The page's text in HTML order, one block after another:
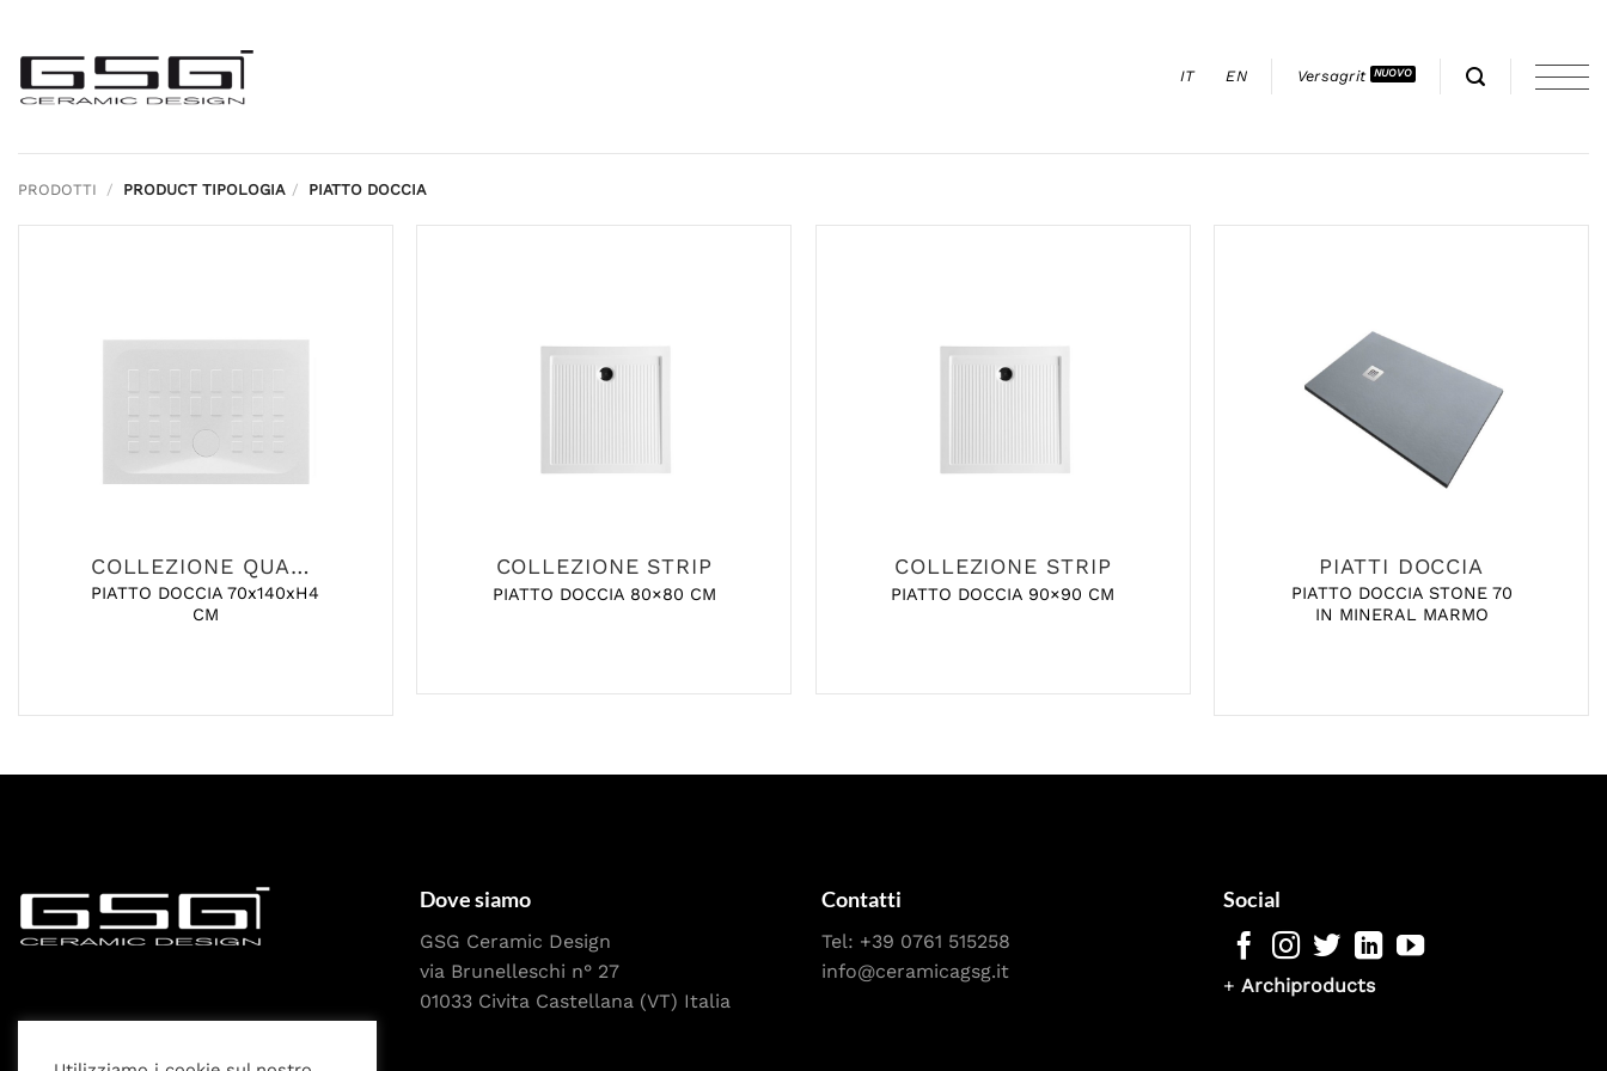
contenuti
IT EN Versagrit
PRODOTTI / PRODUCT TIPOLOGIA / PIATTO DOCCIA
COLLEZIONE QUADRO
PIATTO DOCCIA 70x140xH4
CM
COLLEZIONE STRIP
PIATTO DOCCIA 80×80 CM
COLLEZIONE STRIP
PIATTO DOCCIA 90×90 CM
PIATTI DOCCIA
PIATTO DOCCIA STONE 70
IN MINERAL MARMO
Dove siamo
GSG Ceramic Design
via Brunelleschi n° 27
01033 Civita Castellana (VT) Italia
Contatti
Tel: +39 0761 515258
info@ceramicagsg.it
Social
+ Archiproducts